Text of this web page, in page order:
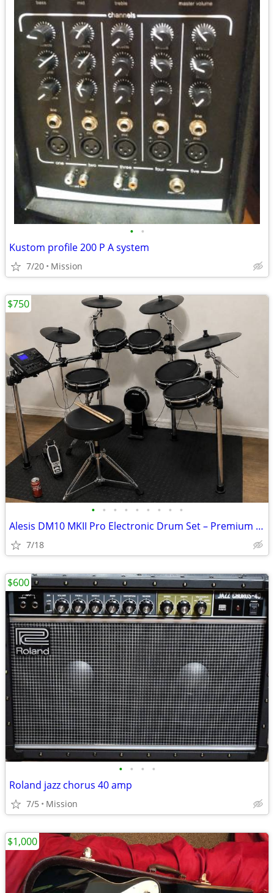
• •
Kustom profile 200 P A system
7/20 Mission
• • • • • • • • •
Alesis DM10 MKII Pro Electronic Drum Set – Premium 10-Piece Mesh Kit
7/18
$750
• • • •
Roland jazz chorus 40 amp
7/5 Mission
$600
$1,000